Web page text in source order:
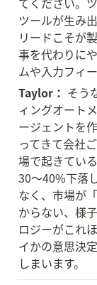
ツールが生み
リードこそが
事を代わりに
ムや入力フィ
Taylor： そう
ィングオート
ージェントを
ってきて会社
場で起きてい
30〜40%下落
なく、市場が
からない、様
ロジーがこれ
イかの意思決
しまいます。